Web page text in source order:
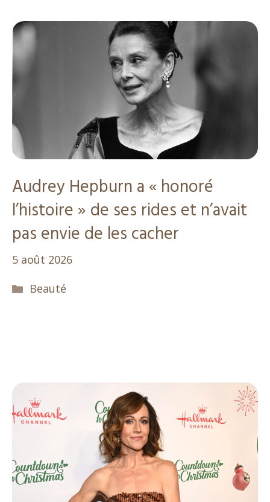
Audrey Hepburn a « honoré
l’histoire » de ses rides et n’avait
pas envie de les cacher
5 août 2026
Catégories
Beauté